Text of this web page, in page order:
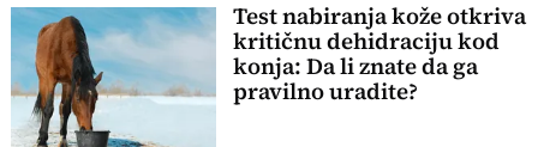
Test nabiranja kože otkriva
kritičnu dehidraciju kod
konja: Da li znate da ga
pravilno uradite?